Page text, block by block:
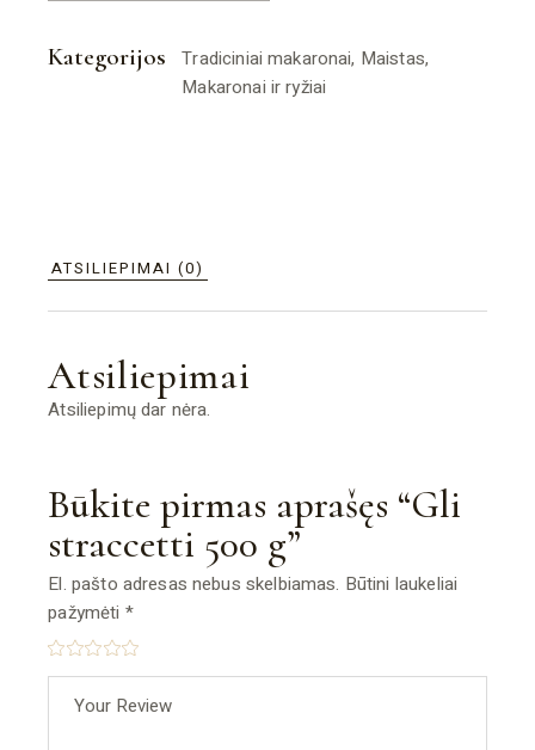
Kategorijos Tradiciniai makaronai, Maistas,
Makaronai ir ryžiai
ATSILIEPIMAI (0)
Atsiliepimai
Atsiliepimų dar nėra.
Būkite pirmas aprašęs “Gli
straccetti 500 g”
El. pašto adresas nebus skelbiamas. Būtini laukeliai
pažymėti *